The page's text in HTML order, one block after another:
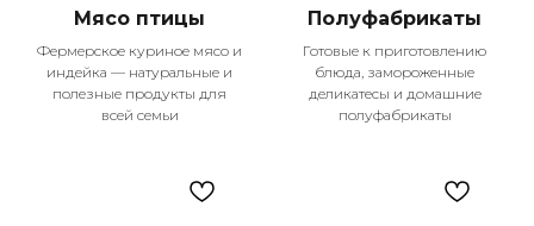
Мясо птицы
Фермерское куриное мясо и
индейка — натуральные и
полезные продукты для
всей семьи
Полуфабрикаты
Готовые к приготовлению
блюда, замороженные
деликатесы и домашние
полуфабрикаты
Мы гордимся тем, что становимся частью
не просто продукты, а настоящее
качество жизни. Каждый день мы
работаем над тем, чтобы ваши покупки
эмоции.